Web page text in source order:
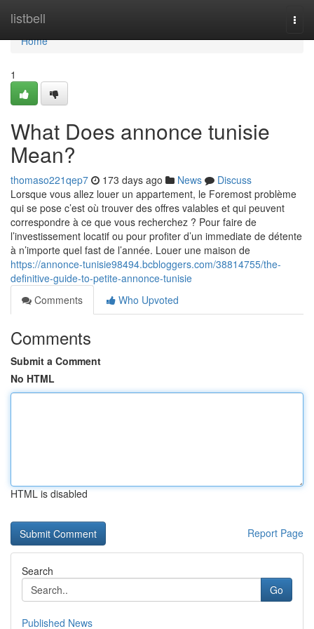
listbell
Home
Home
1
What Does annonce tunisie
Mean?
thomaso221qep7 173 days ago News
Discuss
Lorsque vous allez louer un appartement, le Foremost problème
qui se pose c’est où trouver des offres valables et qui peuvent
correspondre à ce que vous recherchez ? Pour faire de
l’investissement locatif ou pour profiter d’un immediate de détente
à n’importe quel fast de l’année. Louer une maison de
https://annonce-tunisie98494.bcbloggers.com/38814755/the-
definitive-guide-to-petite-annonce-tunisie
Comments
Who Upvoted
Comments
Submit a Comment
No HTML
HTML is disabled
Report Page
Search
Go
Published News